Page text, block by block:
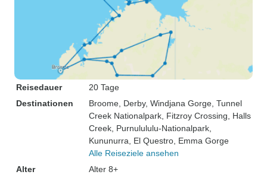
Reisedauer
20 Tage
Destinationen
Broome , Derby, Windjana Gorge , Tunnel
Creek Nationalpark , Fitzroy Crossing , Halls
Creek , Purnulululu-Nationalpark
Kununurra , El Questro , Emma Gorge
Alle Reiseziele ansehen
Alter
Alter 8+